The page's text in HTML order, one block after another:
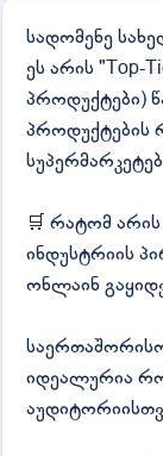
სადომენე
ეს არის "Top-
პროდუქტები)
პროდუქტების
🛒 რატომ
ინდუსტრიის
ონლაინ
იდეალურია